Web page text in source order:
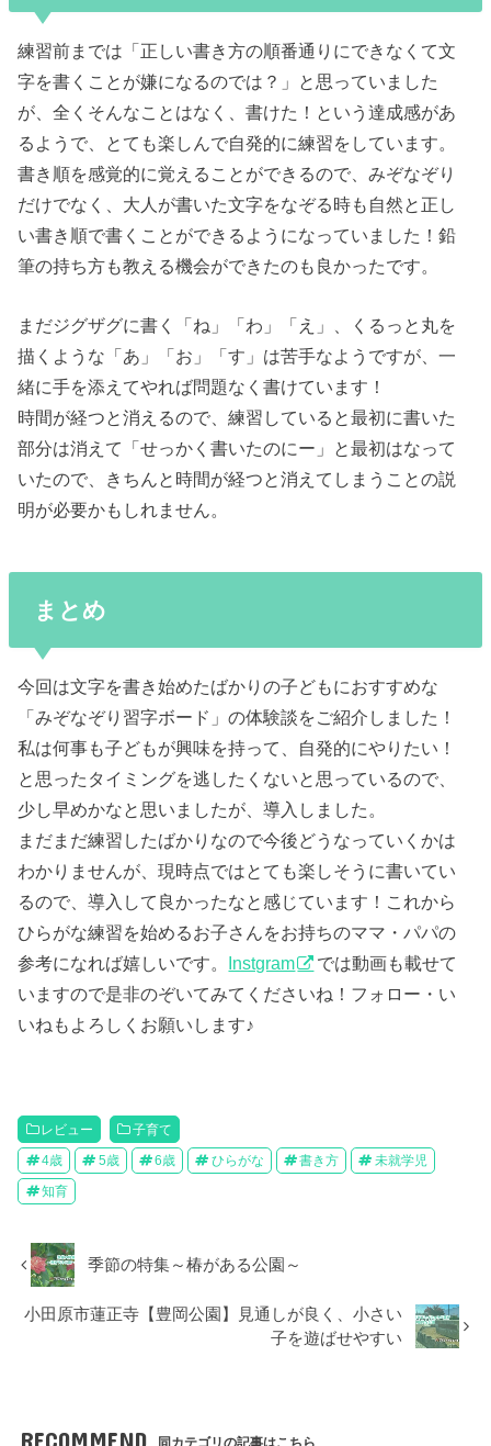
練習前までは「正しい書き方の順番通りにできなくて文
字を書くことが嫌になるのでは？」と思っていました
が、全くそんなことはなく、書けた！という達成感があ
るようで、とても楽しんで自発的に練習をしています。
書き順を感覚的に覚えることができるので、みぞなぞり
だけでなく、大人が書いた文字をなぞる時も自然と正し
い書き順で書くことができるようになっていました！鉛
筆の持ち方も教える機会ができたのも良かったです。
まだジグザグに書く「ね」「わ」「え」、くるっと丸を
描くような「あ」「お」「す」は苦手なようですが、一
緒に手を添えてやれば問題なく書けています！
時間が経つと消えるので、練習していると最初に書いた
部分は消えて「せっかく書いたのにー」と最初はなって
いたので、きちんと時間が経つと消えてしまうことの説
明が必要かもしれません。
まとめ
今回は文字を書き始めたばかりの子どもにおすすめな
「みぞなぞり習字ボード」の体験談をご紹介しました！
私は何事も子どもが興味を持って、自発的にやりたい！
と思ったタイミングを逃したくないと思っているので、
少し早めかなと思いましたが、導入しました。
まだまだ練習したばかりなので今後どうなっていくかは
わかりませんが、現時点ではとても楽しそうに書いてい
るので、導入して良かったなと感じています！これから
ひらがな練習を始めるお子さんをお持ちのママ・パパの
参考になれば嬉しいです。 Instgram
では動画も載せて
いますので是非のぞいてみてくださいね！フォロー・い
いねもよろしくお願いします♪
レビュー 子育て
4歳 5歳 6歳 ひらがな 書き方 未就学児
知育
季節の特集～椿がある公園～
小田原市蓮正寺【豊岡公園】見通しが良く、小さい
子を遊ばせやすい
RECOMMEND